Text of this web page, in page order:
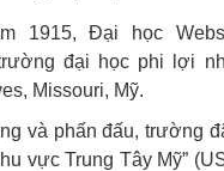
1915, Đại học
đại học phi lợi
Missouri, Mỹ.
và phấn đấu, trường
vực Trung Tây Mỹ”